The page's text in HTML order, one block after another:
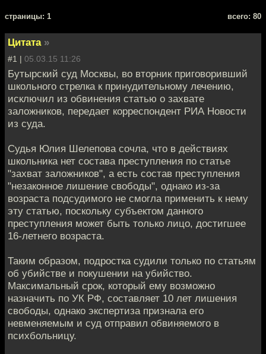
cтраницы: 1 всего: 80
Цитата »
#1 | 05.03.15 11:26
Бутырский суд Москвы, во вторник приговоривший
школьного стрелка к принудительному лечению,
исключил из обвинения статью о захвате
заложников, передает корреспондент РИА Новости
из суда.
Судья Юлия Шелепова сочла, что в действиях
школьника нет состава преступления по статье
"захват заложников", а есть состав преступления
"незаконное лишение свободы", однако из-за
возраста подсудимого не смогла применить к нему
эту статью, поскольку субъектом данного
преступления может быть только лицо, достигшее
16-летнего возраста.
Таким образом, подростка судили только по статьям
об убийстве и покушении на убийство.
Максимальный срок, который ему возможно
назначить по УК РФ, составляет 10 лет лишения
свободы, однако экспертиза признала его
невменяемым и суд отправил обвиняемого в
психбольницу.